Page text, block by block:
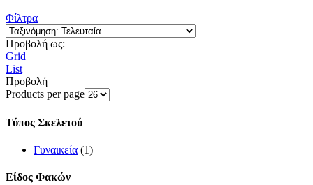
Φίλτρα
Προβολή ως:
Grid
List
Προβολή
Products per page
Τύπος Σκελετού
Γυναικεία (1)
Είδος Φακών